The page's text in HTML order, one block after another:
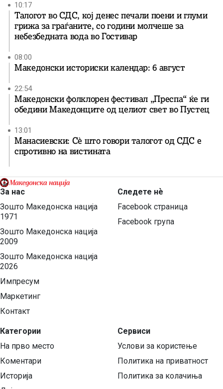
10:17
Талогот во СДС, кој денес печали поени и глуми
грижа за граѓаните, со години молчеше за
небезбедната вода во Гостивар
08:00
Македонски историски календар: 6 август
22:54
Македонски фолклорен фестивал „Преспа“ ќе ги
обедини Македонците од целиот свет во Пустец
13:01
Манасиевски: Сè што говори талогот од СДС е
спротивно на вистината
За нас
Зошто Македонска нација
1971
Зошто Македонска нација
2009
Зошто Македонска нација
2026
Импресум
Маркетинг
Контакт
Категории
На прво место
Коментари
Историја
Следете нѐ
Facebook страница
Facebook група
Сервиси
Услови за користење
Политика на приватност
Политика за колачиња